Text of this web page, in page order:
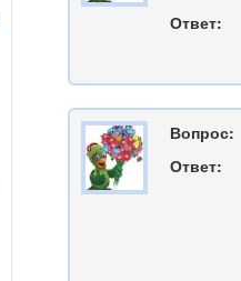
Ответ:
Вопрос:
Ответ: